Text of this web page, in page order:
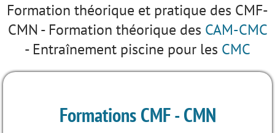
Formation théorique et pratique des CMF-
CMN - Formation théorique des CAM-CMC
- Entraînement piscine pour les CMC
Formations CMF - CMN